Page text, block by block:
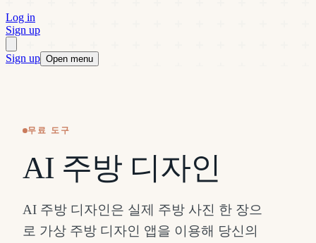
Log in
Sign up
Sign up Open menu
무료 도구
AI 주방 디자인
AI 주방 디자인은 실제 주방 사진 한 장으
로 가상 주방 디자인 앱을 이용해 당신의